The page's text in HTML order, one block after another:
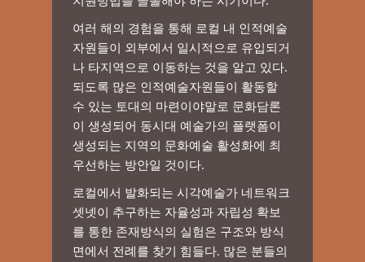
여러 해의 경험을 통해 로컬 내 인적예술
자원들이 외부에서 일시적으로 유입되거
나 타지역으로 이동하는 것을 알고 있다.
되도록 많은 인적예술자원들이 활동할
수 있는 토대의 마련이야말로 문화담론
이 생성되어 동시대 예술가의 플랫폼이
생성되는 지역의 문화예술 활성화에 최
우선하는 방안일 것이다.
로컬에서 발화되는 시각예술가 네트워크
셋넷이 추구하는 자율성과 자립성 확보
를 통한 존재방식의 실험은 구조와 방식
면에서 전례를 찾기 힘들다. 많은 분들의